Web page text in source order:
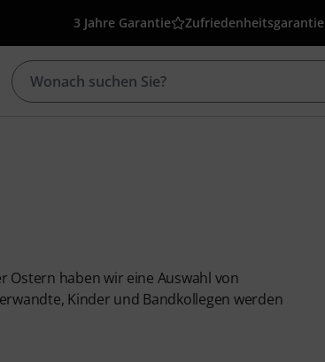
3 Jahre Garantie Zufriedenheitsgarantie
Ostern haben wir eine Auswahl von
Kinder und Bandkollegen werden